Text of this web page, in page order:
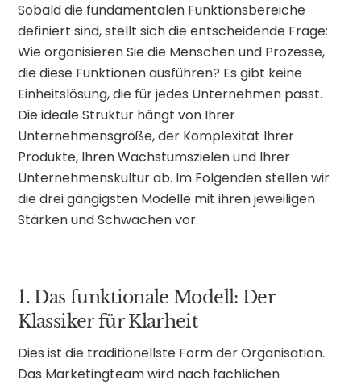
Sobald die fundamentalen Funktionsbereiche
definiert sind, stellt sich die entscheidende Frage:
Wie organisieren Sie die Menschen und Prozesse,
die diese Funktionen ausführen? Es gibt keine
Einheitslösung, die für jedes Unternehmen passt.
Die ideale Struktur hängt von Ihrer
Unternehmensgröße, der Komplexität Ihrer
Produkte, Ihren Wachstumszielen und Ihrer
Unternehmenskultur ab. Im Folgenden stellen wir
die drei gängigsten Modelle mit ihren jeweiligen
Stärken und Schwächen vor.
1. Das funktionale Modell: Der
Klassiker für Klarheit
Dies ist die traditionellste Form der Organisation.
Das Marketingteam wird nach fachlichen